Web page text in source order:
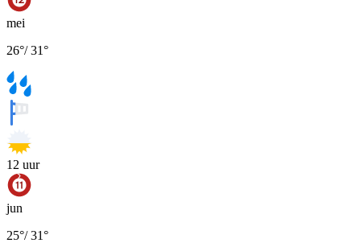
mei
26°/31°
12 uur
jun
25°/31°